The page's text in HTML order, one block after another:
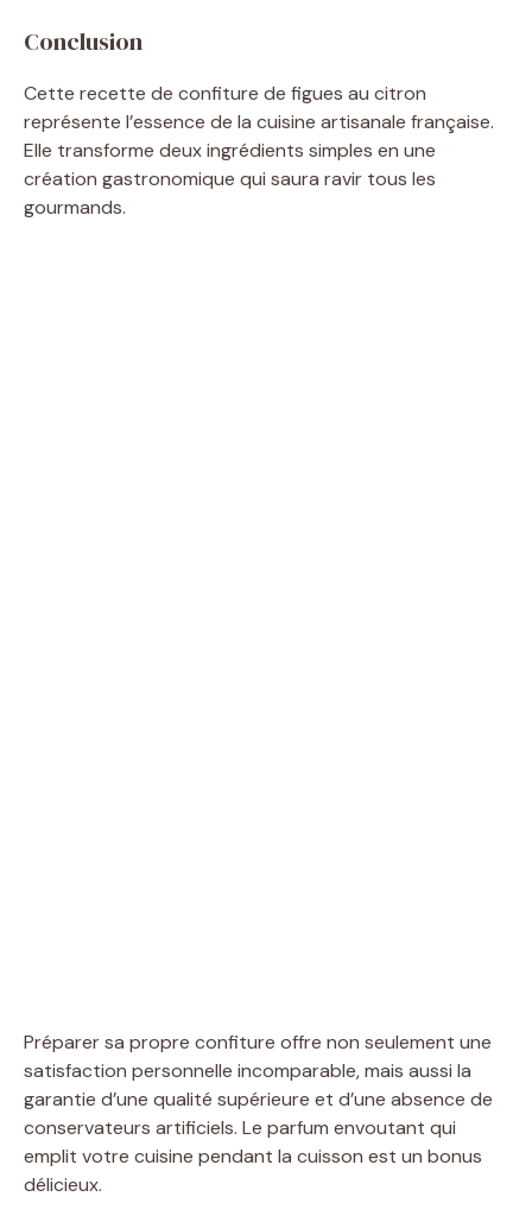
Conclusion
Cette recette de confiture de figues au citron
représente l’essence de la cuisine artisanale française.
Elle transforme deux ingrédients simples en une
création gastronomique qui saura ravir tous les
gourmands.
Préparer sa propre confiture offre non seulement une
satisfaction personnelle incomparable, mais aussi la
garantie d’une qualité supérieure et d’une absence de
conservateurs artificiels. Le parfum envoutant qui
emplit votre cuisine pendant la cuisson est un bonus
délicieux.